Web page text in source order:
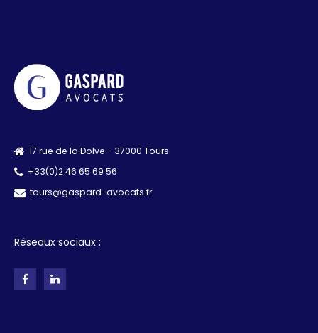
17 rue de la Dolve - 37000 Tours
+33(0)2 46 65 69 56
tours@gaspard-avocats.fr
Réseaux sociaux :